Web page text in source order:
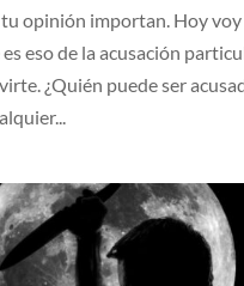
opinión importan. Hoy voy
eso de la acusación
¿Quién puede ser